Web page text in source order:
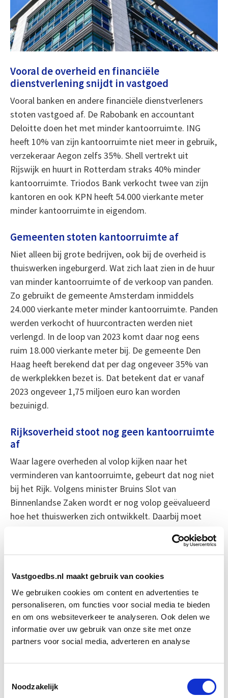
Vastgoedbs.nl maakt gebruik van cookies
We gebruiken cookies om content en advertenties te
personaliseren, om functies voor social media te bieden
en om ons websiteverkeer te analyseren. Ook delen we
informatie over uw gebruik van onze site met onze
partners voor social media, adverteren en analyse
Noodzakelijk
Vooral de overheid en financiële
dienstverlening snijdt in vastgoed
Vooral banken en andere financiële dienstverleners
stoten vastgoed af. De Rabobank en accountant
Deloitte doen het met minder kantoorruimte. ING
heeft 10% van zijn kantoorruimte niet meer in gebruik,
verzekeraar Aegon zelfs 35%. Shell vertrekt uit
Rijswijk en huurt in Rotterdam straks 40% minder
kantoorruimte. Triodos Bank verkocht twee van zijn
kantoren en ook KPN heeft 54.000 vierkante meter
minder kantoorruimte in eigendom.
Gemeenten stoten kantoorruimte af
Niet alleen bij grote bedrijven, ook bij de overheid is
thuiswerken ingeburgerd. Wat zich laat zien in de huur
van minder kantoorruimte of de verkoop van panden.
Zo gebruikt de gemeente Amsterdam inmiddels
24.000 vierkante meter minder kantoorruimte. Panden
werden verkocht of huurcontracten werden niet
verlengd. In de loop van 2023 komt daar nog eens
ruim 18.000 vierkante meter bij. De gemeente Den
Haag heeft berekend dat per dag ongeveer 35% van
de werkplekken bezet is. Dat betekent dat er vanaf
2023 ongeveer 1,75 miljoen euro kan worden
bezuinigd.
Rijksoverheid stoot nog geen kantoorruimte
af
Waar lagere overheden al volop kijken naar het
verminderen van kantoorruimte, gebeurt dat nog niet
bij het Rijk. Volgens minister Bruins Slot van
Binnenlandse Zaken wordt er nog volop geëvalueerd
hoe het thuiswerken zich ontwikkelt. Daarbij moet
kantoorruimte vaak voor 5 of 10 jaar wordt gehuurd.
Dus ook al is er minder ruimte nodig, dezes kan niet
zomaar worden teruggegeven aan de pandeigenaar,
staat bij overheden en bedrijven minstens 3,3 miljoen
vierkante meter kantoorruimte leeg omdat er mensen
thuiswerken. Waarschijnlijk ligt dit aantal nog hoger.
Of het veranderde beleid gaat leiden tot meer
onduidelijk. Kantoorvastgoed makelaar CBRE meldt
dat er nog steeds veel vraag is naar kantoorruimte. Er
is wel leegstand maar dit betreft vaak nieuwbouw die